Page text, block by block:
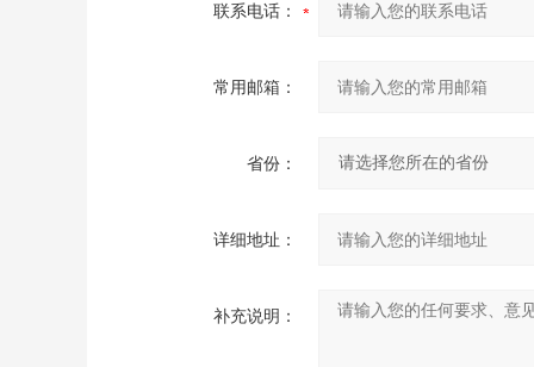
联系电话：
常用邮箱：
省份：
详细地址：
补充说明：